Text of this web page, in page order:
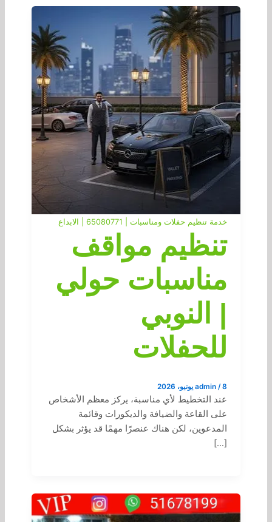
خدمة تنظيم حفلات ومناسبات | 65080771 | الابداع
تنظيم مواقف
مناسبات حولي
| النوبي
للحفلات
admin /8 يونيو، 2026
عند التخطيط لأي مناسبة، يركز معظم الأشخاص
على القاعة والضيافة والديكورات وقائمة
المدعوين، لكن هناك عنصرًا مهمًا قد يؤثر بشكل
[…]